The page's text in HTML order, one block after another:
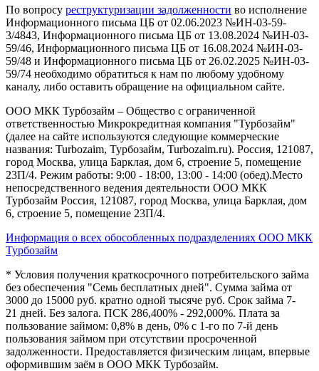
По вопросу реструктуризации задолженности во исполнение
Информационного письма ЦБ от 02.06.2023 №ИН-03-59-
3/4843, Информационного письма ЦБ от 13.08.2024 №ИН-03-
59/46, Информационного письма ЦБ от 16.08.2024 №ИН-03-
59/48 и Информационного письма ЦБ от 26.02.2025 №ИН-03-
59/74 необходимо обратиться к нам по любому удобному
каналу, либо оставить обращение на официальном сайте.
ООО МКК Турбозайм – Общество с ограниченной
ответственностью Микрокредитная компания "Турбозайм"
(далее на сайте используются следующие коммерческие
названия: Turbozaim, Турбозайм, Turbozaim.ru). Россия, 121087,
город Москва, улица Барклая, дом 6, строение 5, помещение
23П/4. Режим работы: 9:00 - 18:00, 13:00 - 14:00 (обед).Место
непосредственного ведения деятельности ООО МКК
Турбозайм Россия, 121087, город Москва, улица Барклая, дом
6, строение 5, помещение 23П/4.
Информация о всех обособленных подразделениях ООО МКК
Турбозайм
* Условия получения краткосрочного потребительского займа
без обеспечения "Семь бесплатных дней". Сумма займа от
3000 до 15000 руб. кратно одной тысяче руб. Срок займа 7-
21 дней. Без залога. ПСК 286,400% - 292,000%. Плата за
пользование займом: 0,8% в день, 0% с 1-го по 7-й день
пользования займом при отсутствии просроченной
задолженности. Предоставляется физическим лицам, впервые
оформившим заём в ООО МКК Турбозайм.